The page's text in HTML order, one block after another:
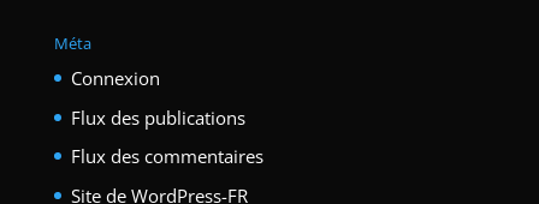
Méta
Connexion
Flux des publications
Flux des commentaires
Site de WordPress-FR